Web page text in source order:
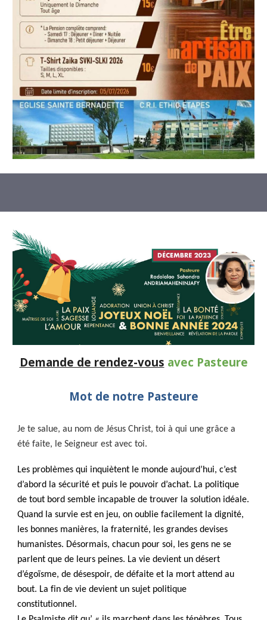
Demande de rendez-vous avec Pasteure
Mot de notre Pasteure
Je te salue, au nom de Jésus Christ, toi à qui une grâce a
été faite, le Seigneur est avec toi.
Les problèmes qui inquiètent le monde aujourd’hui, c’est
d’abord la sécurité et puis le pouvoir d’achat. La politique
de tout bord semble incapable de trouver la solution idéale.
Quand la survie est en jeu, on oublie facilement la dignité,
les bonnes manières, la fraternité, les grandes devises
humanistes. Désormais, chacun pour soi, les gens ne se
parlent que de leurs peines. La vie devient un désert
d’égoïsme, de désespoir, de défaite et la mort attend au
bout. La fin de vie devient un sujet politique
constitutionnel.